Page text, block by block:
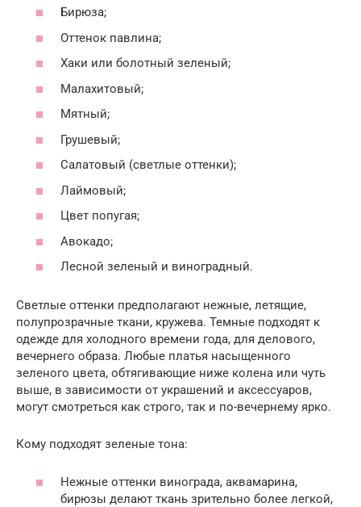
Бирюза;
Оттенок павлина;
Хаки или болотный зеленый;
Малахитовый;
Мятный;
Грушевый;
Салатовый (светлые оттенки);
Лаймовый;
Цвет попугая;
Авокадо;
Лесной зеленый и виноградный.
Светлые оттенки предполагают нежные, летящие,
полупрозрачные ткани, кружева. Темные подходят к
одежде для холодного времени года, для делового,
вечернего образа. Любые платья насыщенного
зеленого цвета, обтягивающие ниже колена или чуть
выше, в зависимости от украшений и аксессуаров,
могут смотреться как строго, так и по-вечернему ярко.
Кому подходят зеленые тона:
Нежные оттенки винограда, аквамарина,
бирюзы делают ткань зрительно более легкой,